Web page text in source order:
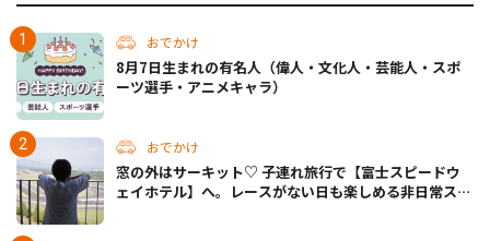
おでかけ
8月7日生まれの有名人（偉人・文化人・芸能人・スポ
ーツ選手・アニメキャラ）
おでかけ
窓の外はサーキット♡ 子連れ旅行で【富士スピードウ
ェイホテル】へ。レースがない日も楽しめる非日常ステ